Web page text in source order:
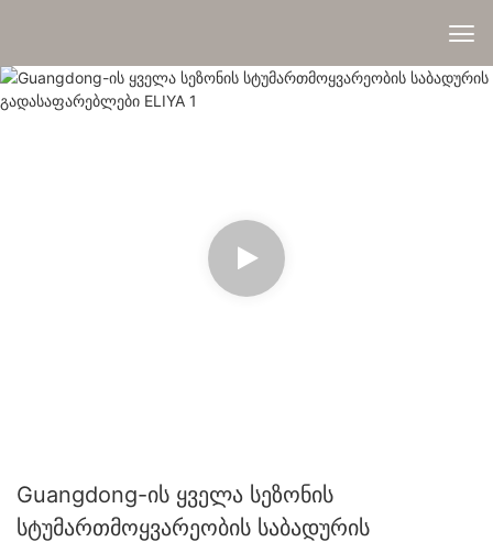
Guangdong-ის ყველა სეზონის
სტუმართმოყვარეობის საბადურის